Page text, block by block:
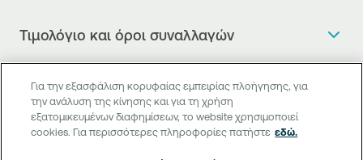
Η νέα Ψηφιακή Εποχή στις συναλλαγές, έφτασε!
Θέλω να μιλήσω με Corporate Transaction Banking
Officer
Τιμολόγιο και όροι συναλλαγών
Τιμολόγιο της Τράπεζας
Δελτίο τιμών συναλλάγματος
Δελτίο πληροφόρησης περί τελών
Χρήσιμοι σύνδεσμοι
Συχνές ερωτήσεις
Κανονιστική Συμμόρφωση
Digital Banking
Για την εξασφάλιση κορυφαίας εμπειρίας πλοήγησης, για
την ανάλυση της κίνησης και για τη χρήση
εξατομικευμένων διαφημίσεων, το website χρησιμοποιεί
cookies. Για περισσότερες πληροφορίες πατήστε εδώ.